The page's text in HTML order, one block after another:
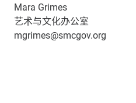
Mara Grimes
艺术与文化办公室
mgrimes@smcgov.org